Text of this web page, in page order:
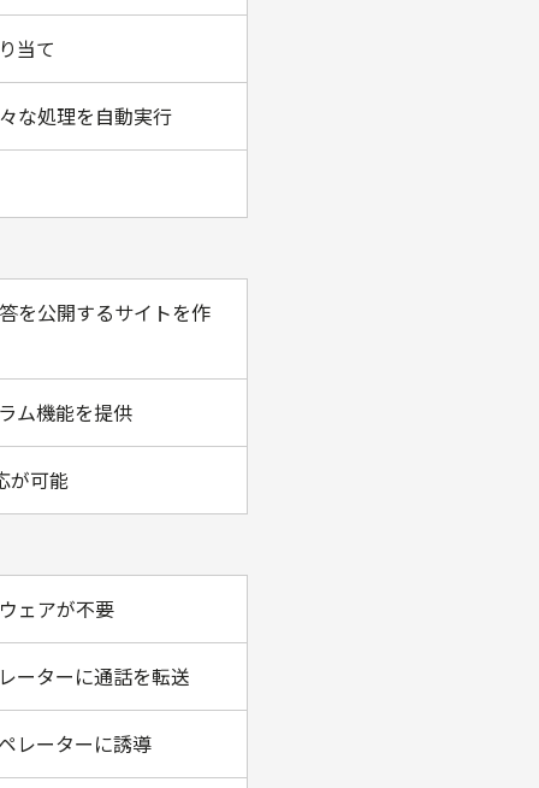
当て
な処理を自動実行
を公開するサイトを作
ム機能を提供
が可能
ェアが不要
ーターに通話を転送
レーターに誘導